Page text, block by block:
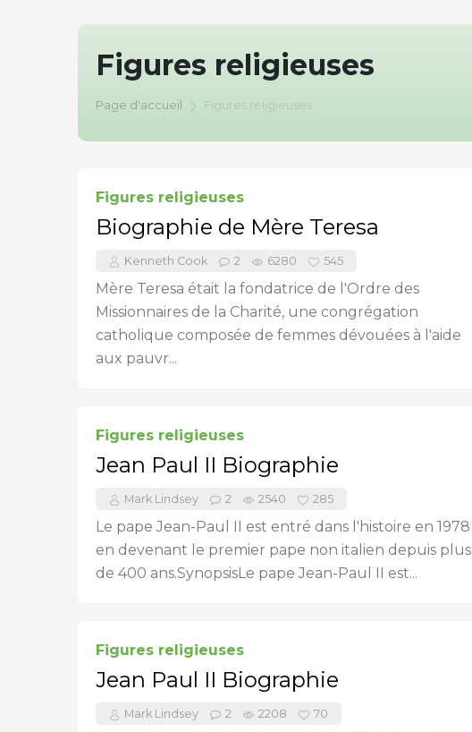
Figures religieuses
Page d'accueil Figures religieuses
Figures religieuses
Biographie de Mère Teresa
Kenneth Cook 2 6280 545
Mère Teresa était la fondatrice de l'Ordre des
Missionnaires de la Charité, une congrégation
catholique composée de femmes dévouées à l'aide
aux pauvr...
Figures religieuses
Jean Paul II Biographie
Mark Lindsey 2 2540 285
Le pape Jean-Paul II est entré dans l'histoire en 1978
en devenant le premier pape non italien depuis plus
de 400 ans.SynopsisLe pape Jean-Paul II est...
Figures religieuses
Jean Paul II Biographie
Mark Lindsey 2 2208 70